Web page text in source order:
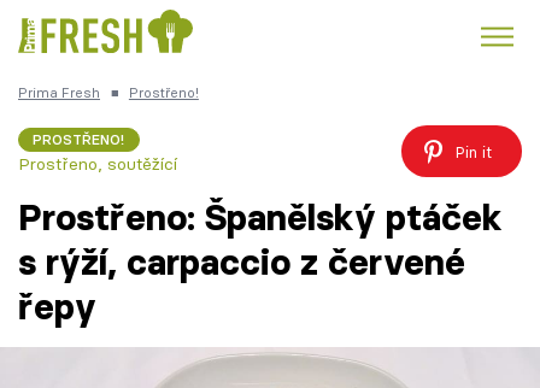
Česká kuchyně
Témata
Prima Fresh ■ Prostřeno!
PROSTŘENO!
Prostřeno, soutěžící
Pin it
Prostřeno: Španělský ptáček
s rýží, carpaccio z červené
řepy